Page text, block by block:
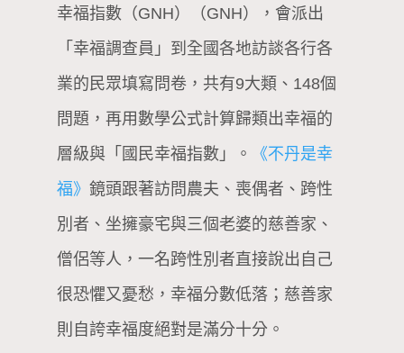
幸福指數（GNH）（GNH），會派出
「幸福調查員」到全國各地訪談各行各
業的民眾填寫問卷，共有9大類、148個
問題，再用數學公式計算歸類出幸福的
層級與「國民幸福指數」。
《不丹是幸
福》 鏡頭跟著訪問農夫、喪偶者、跨性
別者、坐擁豪宅與三個老婆的慈善家、
僧侶等人，一名跨性別者直接說出自己
很恐懼又憂愁，幸福分數低落；慈善家
則自誇幸福度絕對是滿分十分。